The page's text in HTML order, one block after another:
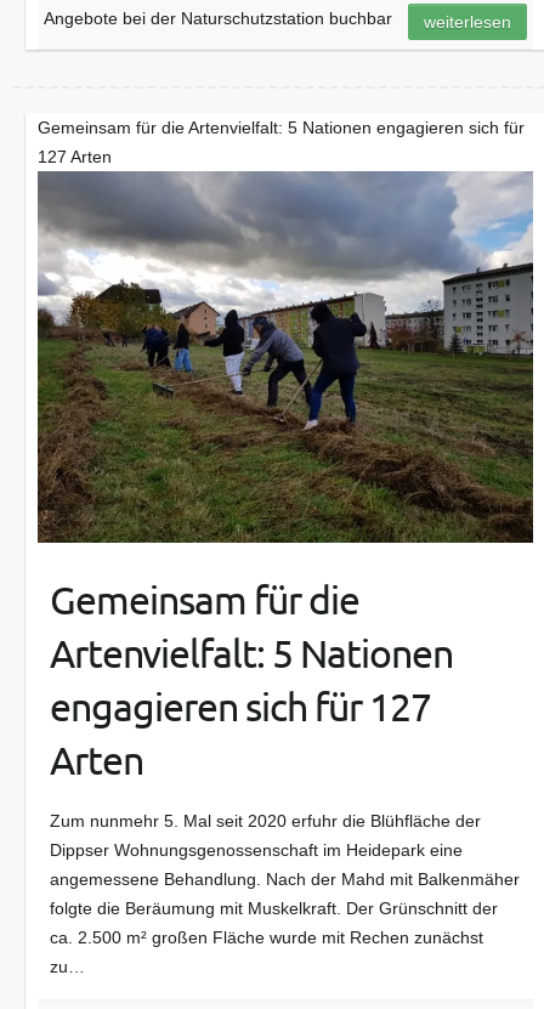
Angebote bei der Naturschutzstation buchbar
weiterlesen
Gemeinsam für die Artenvielfalt: 5 Nationen engagieren sich für
127 Arten
Gemeinsam für die
Artenvielfalt: 5 Nationen
engagieren sich für 127
Arten
Zum nunmehr 5. Mal seit 2020 erfuhr die Blühfläche der
Dippser Wohnungsgenossenschaft im Heidepark eine
angemessene Behandlung. Nach der Mahd mit Balkenmäher
folgte die Beräumung mit Muskelkraft. Der Grünschnitt der
ca. 2.500 m² großen Fläche wurde mit Rechen zunächst
zu…